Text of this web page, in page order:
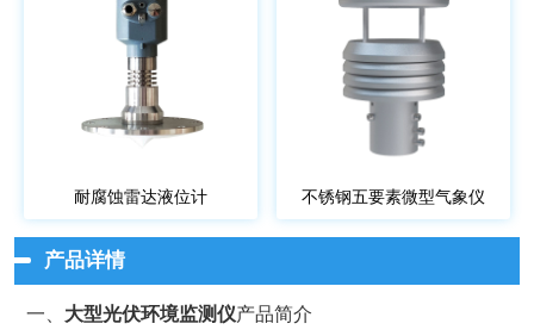
耐腐蚀雷达液位计 不锈钢五要素微型气象仪
产品详情
一、 大型光伏环境监测仪产品简介